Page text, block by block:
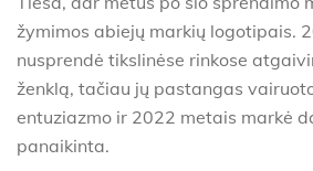
žymimos abiejų markių logotipais.
nusprendė tikslinėse rinkose
ženklą, tačiau jų pastangas
entuziazmo ir 2022 metais markė
panaikinta.